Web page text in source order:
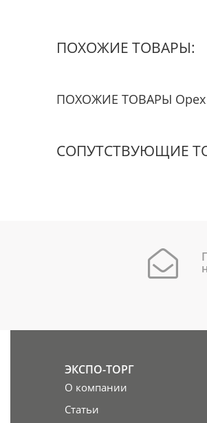
ПОХОЖИЕ ТОВАРЫ:
ПОХОЖИЕ ТОВАРЫ Орех
СОПУТСТВУЮЩИЕ
ЭКСПО-ТОРГ
О компании
Статьи